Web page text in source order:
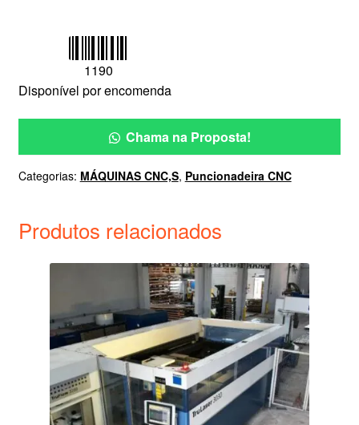
1190
Disponível por encomenda
Chama na Proposta!
Categorias: MÁQUINAS CNC,S, Puncionadeira CNC
Produtos relacionados